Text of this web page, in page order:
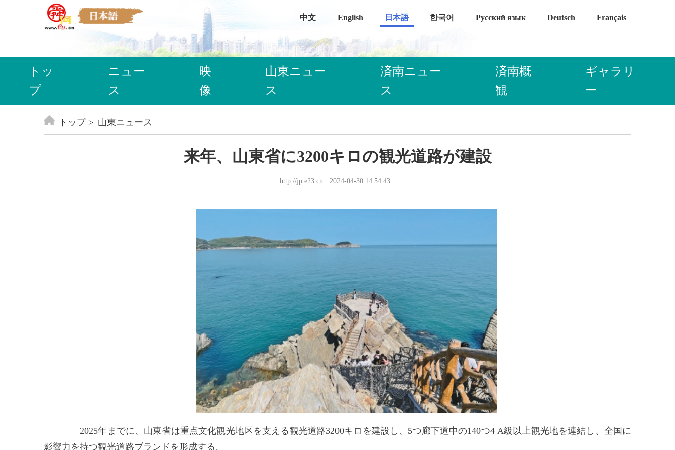
中文 English 日本語 한국어 Русский язык Deutsch Français
トッ
プ
ニュー
ス
映
像
山東ニュー
ス
済南ニュー
ス
済南概
観
ギャラリ
ー
トップ 山東ニュース
来年、山東省に3200キロの観光道路が建設
http://jp.e23.cn 2024-04-30 14:54:43
2025年までに、山東省は重点文化観光地区を支える観光道路3200キロを建設し、5つ廊下道中の140つ4 A級以上観光地を連結し、全国に
影響力を持つ観光道路ブランドを形成する。